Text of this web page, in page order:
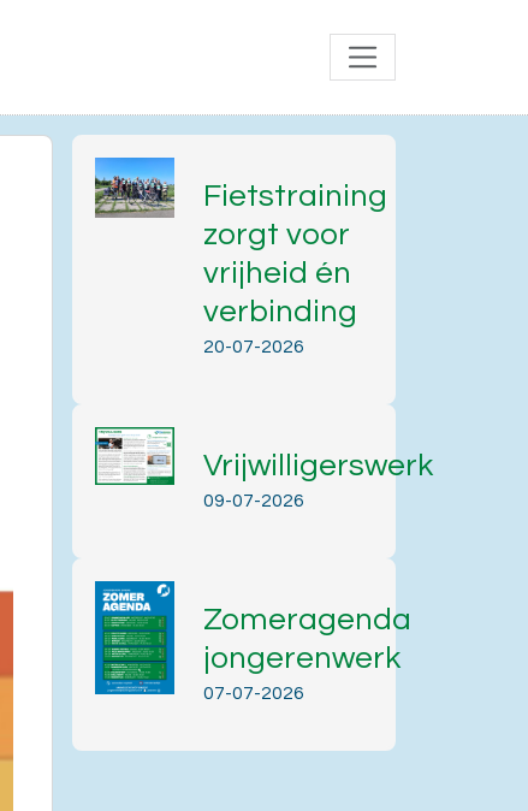
Office 365 Outlook Live
Fietstraining
zorgt voor
vrijheid én
verbinding
20-07-2026
Vrijwilligerswerk
09-07-2026
Zomeragenda
jongerenwerk
07-07-2026